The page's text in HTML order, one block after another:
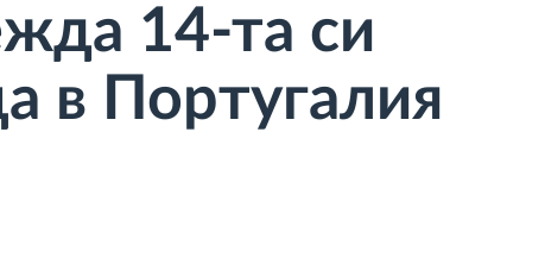
14-та си
в Португалия